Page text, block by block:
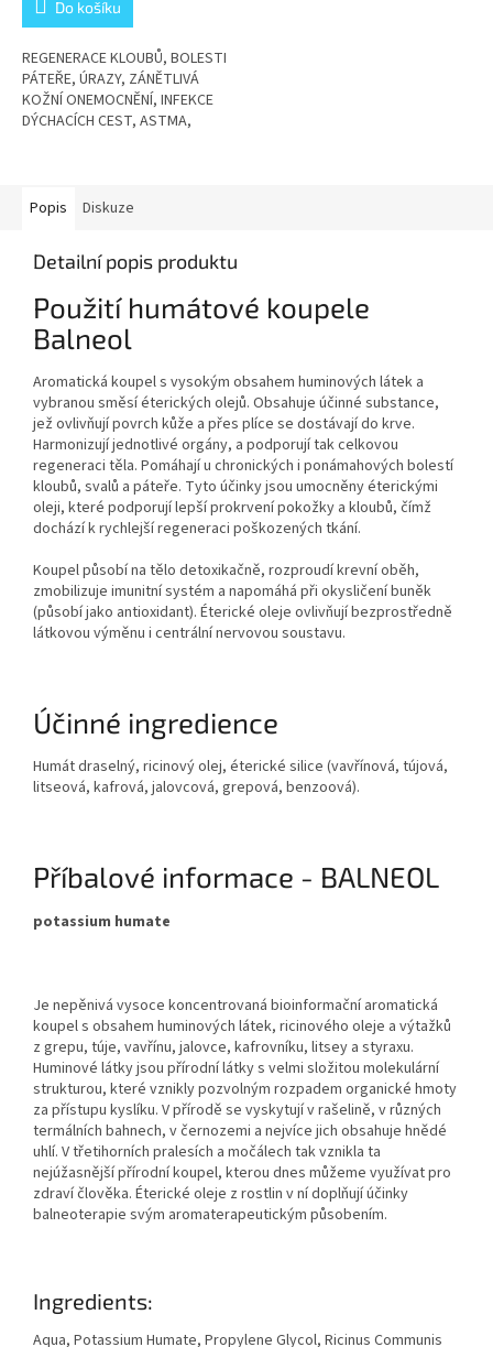
Do košíku
REGENERACE KLOUBŮ, BOLESTI
PÁTEŘE, ÚRAZY, ZÁNĚTLIVÁ
KOŽNÍ ONEMOCNĚNÍ, INFEKCE
DÝCHACÍCH CEST, ASTMA,
Popis Diskuze
Detailní popis produktu
Použití humátové koupele
Balneol
Aromatická koupel s vysokým obsahem huminových látek a
vybranou směsí éterických olejů. Obsahuje účinné substance,
jež ovlivňují povrch kůže a přes plíce se dostávají do krve.
Harmonizují jednotlivé orgány, a podporují tak celkovou
regeneraci těla. Pomáhají u chronických i ponámahových bolestí
kloubů, svalů a páteře. Tyto účinky jsou umocněny éterickými
oleji, které podporují lepší prokrvení pokožky a kloubů, čímž
dochází k rychlejší regeneraci poškozených tkání.
Koupel působí na tělo detoxikačně, rozproudí krevní oběh,
zmobilizuje imunitní systém a napomáhá při okysličení buněk
(působí jako antioxidant). Éterické oleje ovlivňují bezprostředně
látkovou výměnu i centrální nervovou soustavu.
Účinné ingredience
Humát draselný, ricinový olej, éterické silice (vavřínová, tújová,
litseová, kafrová, jalovcová, grepová, benzoová).
Příbalové informace - BALNEOL
potassium humate
Je nepěnivá vysoce koncentrovaná bioinformační aromatická
koupel s obsahem huminových látek, ricinového oleje a výtažků
z grepu, túje, vavřínu, jalovce, kafrovníku, litsey a styraxu.
Huminové látky jsou přírodní látky s velmi složitou molekulární
strukturou, které vznikly pozvolným rozpadem organické hmoty
za přístupu kyslíku. V přírodě se vyskytují v rašelině, v různých
termálních bahnech, v černozemi a nejvíce jich obsahuje hnědé
uhlí. V třetihorních pralesích a močálech tak vznikla ta
nejúžasnější přírodní koupel, kterou dnes můžeme využívat pro
zdraví člověka. Éterické oleje z rostlin v ní doplňují účinky
balneoterapie svým aromaterapeutickým působením.
Ingredients:
Aqua, Potassium Humate, Propylene Glycol, Ricinus Communis